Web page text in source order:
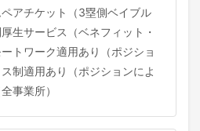
アチケット（3塁側ベイブル
生サービス（ベネフィット・
トワーク適用あり（ポジショ
制適用あり（ポジションによ
事業所）